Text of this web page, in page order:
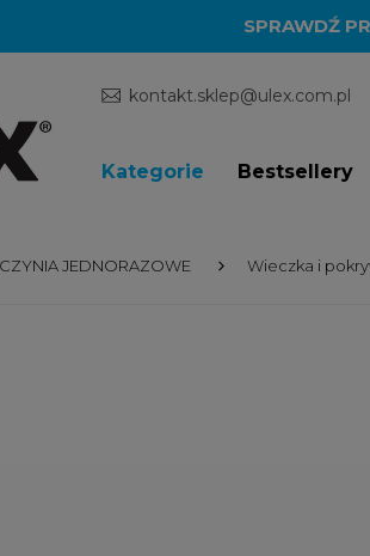
SPRAWDŹ
kontakt.sklep@ulex.com.pl
Kategorie Bestsellery
JEDNORAZOWE Wieczka i